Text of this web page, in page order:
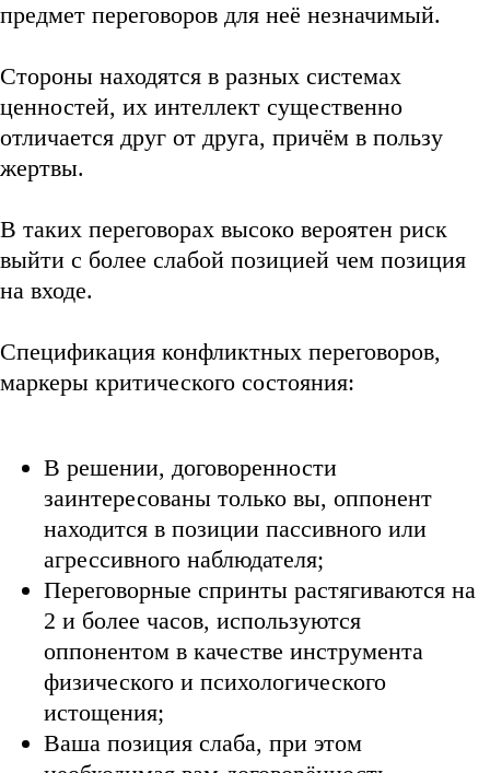
предмет переговоров для неё незначимый.
Стороны находятся в разных системах
ценностей, их интеллект существенно
отличается друг от друга, причём в пользу
жертвы.
В таких переговорах высоко вероятен риск
выйти с более слабой позицией чем позиция
на входе.
Спецификация конфликтных переговоров,
маркеры критического состояния:
В решении, договоренности
заинтересованы только вы, оппонент
находится в позиции пассивного или
агрессивного наблюдателя;
Переговорные спринты растягиваются на
2 и более часов, используются
оппонентом в качестве инструмента
физического и психологического
истощения;
Ваша позиция слаба, при этом